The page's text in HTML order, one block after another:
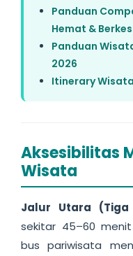
Panduan
Hemat &
Panduan
2026
Itinerary
Aksesibilitas
Wisata
Jalur Utara (Tiga
sekitar 45–60
bus pariwisata